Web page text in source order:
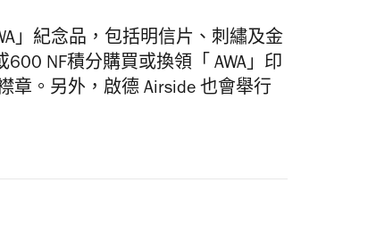
」紀念品，包括明信片、刺繡及金
NF積分購買或換領「 AWA」印
章。另外，啟德 Airside 也會舉行